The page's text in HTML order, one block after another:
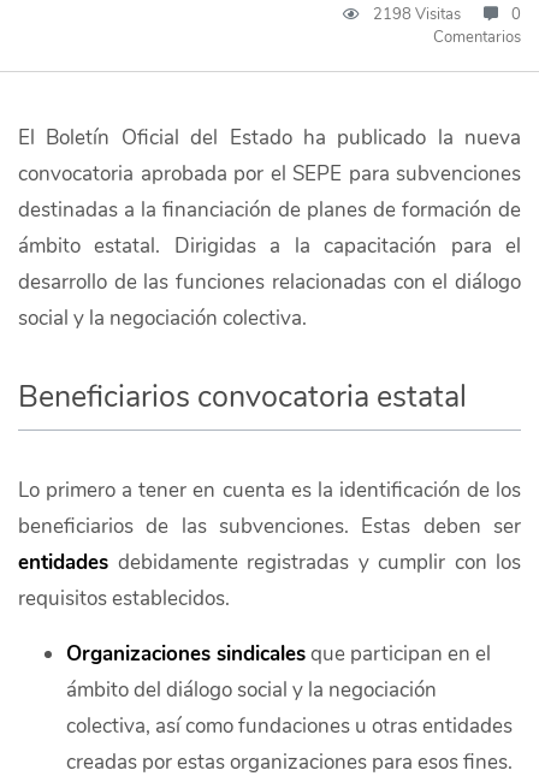
2198 Visitas
0
Comentarios
El Boletín Oficial del Estado ha publicado la nueva
convocatoria aprobada por el SEPE para subvenciones
destinadas a la financiación de planes de formación de
ámbito estatal. Dirigidas a la capacitación para el
desarrollo de las funciones relacionadas con el diálogo
social y la negociación colectiva.
Beneficiarios convocatoria estatal
Lo primero a tener en cuenta es la identificación de los
beneficiarios de las subvenciones. Estas deben ser
entidades debidamente registradas y cumplir con los
requisitos establecidos.
Organizaciones sindicalesque participan en el
ámbito del diálogo social y la negociación
colectiva, así como fundaciones u otras entidades
creadas por estas organizaciones para esos fines.